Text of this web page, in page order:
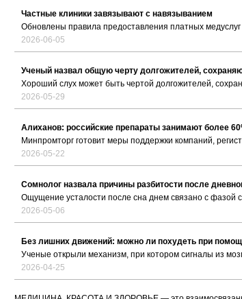
Частные клиники завязывают с навязыванием
Обновлены правила предоставления платных медуслуг
2026-06-05
Ученый назвал общую черту долгожителей,
Хороший слух может быть чертой долгожителей,
2026-05-29
Алиханов: российские препараты занимают более
Минпромторг готовит меры поддержки компаний,
2026-05-22
Сомнолог назвала причины разбитости после
Ощущение усталости после сна днем связано с фазой
2026-05-06
Без лишних движений: можно ли похудеть при
Ученые открыли механизм, при котором сигналы из
2026-04-25